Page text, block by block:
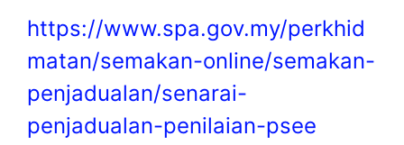
https://www.spa.gov.my/perkhid
matan/semakan-online/semakan-
penjadualan/senarai-
penjadualan-penilaian-psee